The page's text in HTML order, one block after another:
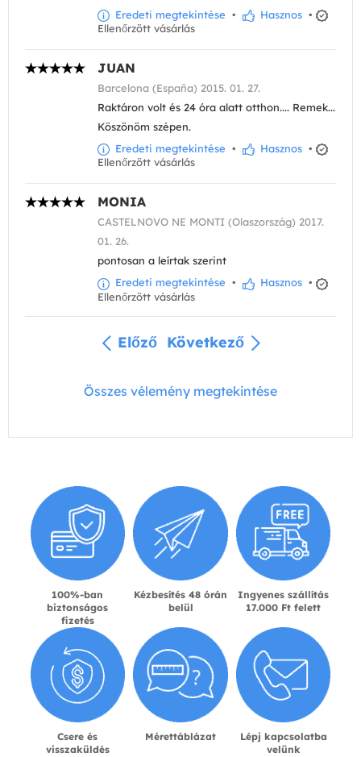
Eredeti megtekintése • Hasznos •
Ellenőrzött vásárlás
JUAN
Barcelona (España) 2015. 01. 27.
Raktáron volt és 24 óra alatt otthon.... Remek...
Köszönöm szépen.
Eredeti megtekintése • Hasznos •
Ellenőrzött vásárlás
MONIA
CASTELNOVO NE MONTI (Olaszország) 2017.
01. 26.
pontosan a leírtak szerint
Eredeti megtekintése • Hasznos •
Ellenőrzött vásárlás
Előző Következő
Összes vélemény megtekintése
100%-ban
biztonságos
fizetés
Kézbesítés 48 órán
belül
Ingyenes szállítás
17.000 Ft felett
Csere és
visszaküldés
Mérettáblázat
Lépj kapcsolatba
velünk